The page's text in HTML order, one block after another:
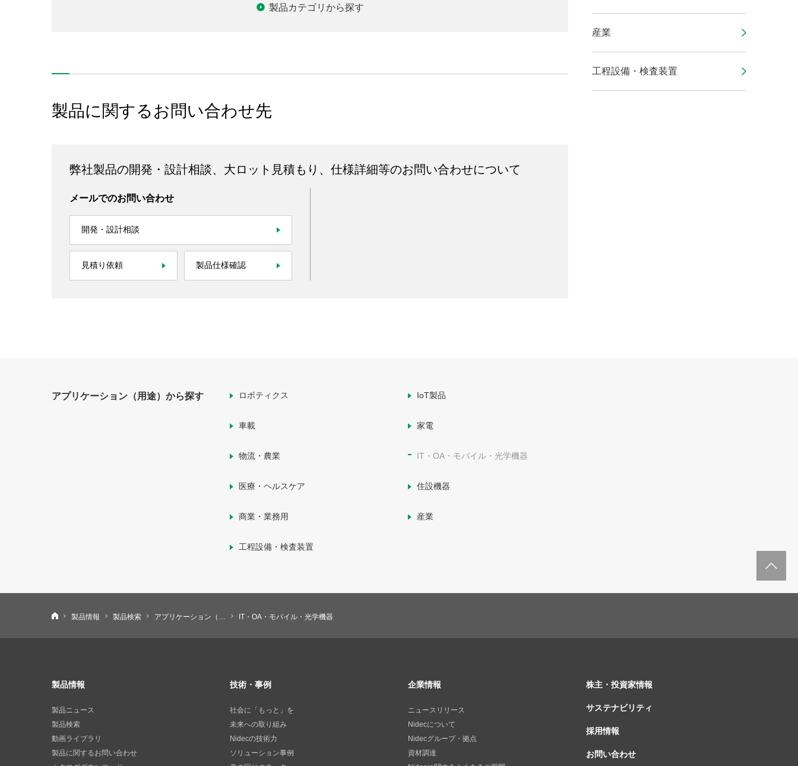
製品カテゴリから探す
製品に関するお問い合わせ先
弊社製品の開発・設計相談、大ロット見積もり、仕様詳細等のお問い合わせについて
メールでのお問い合わせ
開発・設計相談
見積り依頼 製品仕様確認
産業
工程設備・検査装置
アプリケーション（用途）から探す ロボティクス IoT製品
車載 家電
物流・農業 IT・OA・モバイル・光学機器
医療・ヘルスケア 住設機器
商業・業務用 産業
工程設備・検査装置
ニデック株式会社
製品情報 製品検索 IT・OA・モバイル・光学機器
製品情報
製品ニュース
製品検索
動画ライブラリ
製品に関するお問い合わせ
技術・事例
社会に「もっと」を
未来への取り組み
Nidecの技術力
ソリューション事例
企業情報
ニュースリリース
Nidecについて
Nidecグループ・拠点
資材調達
株主・投資家情報
サステナビリティ
採用情報
お問い合わせ